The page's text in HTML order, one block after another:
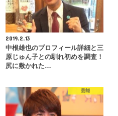
2019.2.13
中根雄也のプロフィール詳細と三
原じゅん子との馴れ初めを調査！
尻に敷かれた…
芸能